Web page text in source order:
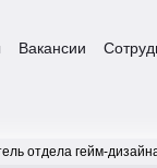
Вакансии
отдела гейм-